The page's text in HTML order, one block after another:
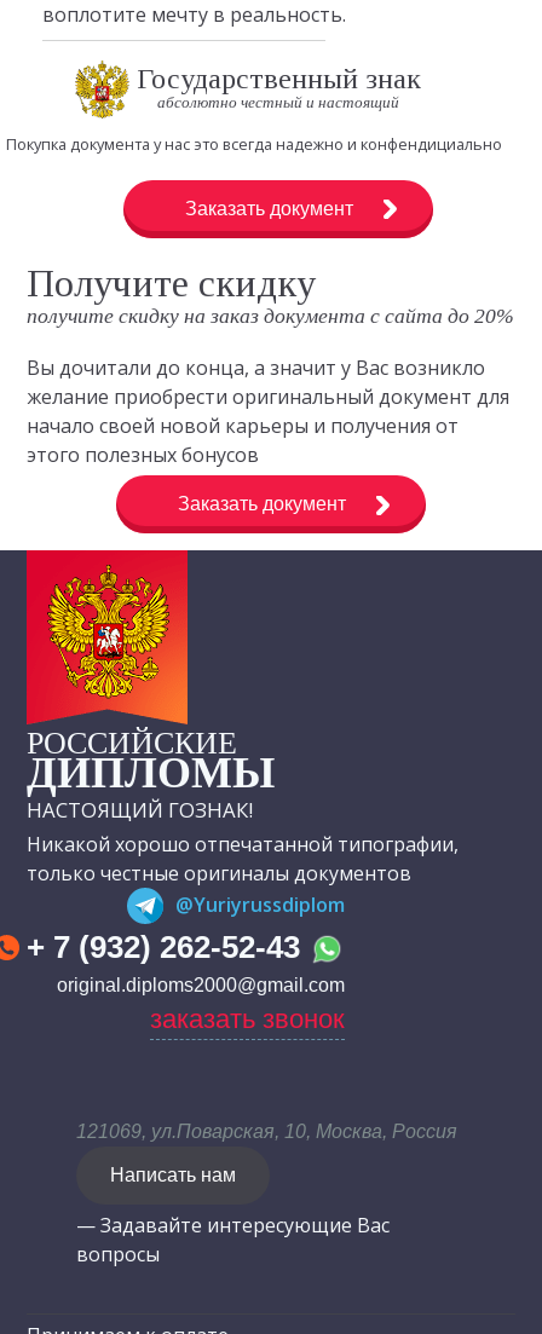
воплотите мечту в реальность.
Государственный знак
абсолютно честный и настоящий
Покупка документа у нас это всегда надежно и конфендициально
Заказать документ
Получите скидку
получите скидку на заказ документа с сайта до 20%
Вы дочитали до конца, а значит у Вас возникло
желание приобрести оригинальный документ для
начало своей новой карьеры и получения от
этого полезных бонусов
Заказать документ
РОССИЙСКИЕ
ДИПЛОМЫ
НАСТОЯЩИЙ ГОЗНАК!
Никакой хорошо отпечатанной типографии,
только честные оригиналы документов
@Yuriyrussdiplom
+ 7 (932) 262-52-43
original.diploms2000@gmail.com
заказать звонок
121069, ул.Поварская, 10, Москва, Россия
Написать нам
— Задавайте интересующие Вас
вопросы